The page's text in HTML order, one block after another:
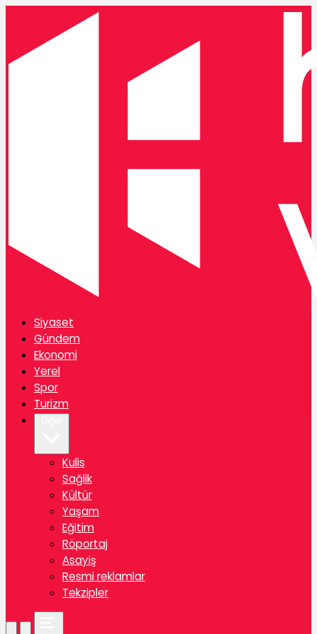
Siyaset
Gündem
Ekonomi
Yerel
Spor
Turizm
Kulis
Sağlik
Kültür
Yaşam
Eğitim
Röportaj
Asayiş
Resmi reklamlar
Tekzipler